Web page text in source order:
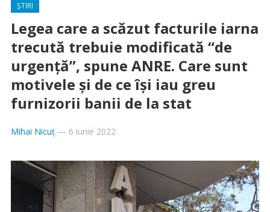
ȘTIRI
Legea care a scăzut facturile iarna
trecută trebuie modificată “de
urgență”, spune ANRE. Care sunt
motivele și de ce își iau greu
furnizorii banii de la stat
Mihai Nicuț— 6 iunie 2022